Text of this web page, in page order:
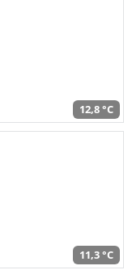
12,8 °C
11,3 °C